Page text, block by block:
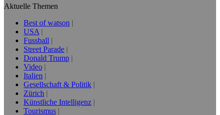
Aktuelle Themen
Best of watson
USA
Fussball
Street Parade
Donald Trump
Video
Italien
Gesellschaft & Politik
Zürich
Künstliche Intelligenz
Tourismus